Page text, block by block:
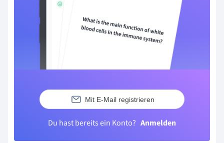
Mit E-Mail registrieren
Du hast bereits ein Konto? Anmelden